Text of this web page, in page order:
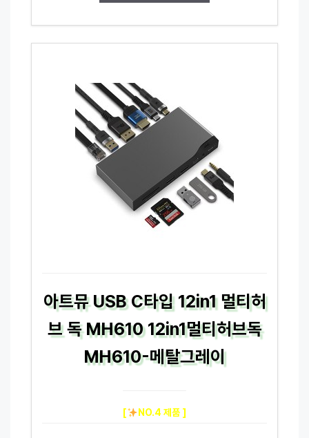
아트뮤 USB C타입 12in1 멀티허
브 독 MH610 12in1멀티허브독
MH610-메탈그레이
[ NO.4 제품 ]